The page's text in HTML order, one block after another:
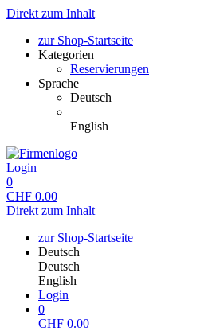
Direkt zum Inhalt
zur Shop-Startseite
Kategorien
Reservierungen
Sprache
Deutsch
English
Login
0
CHF 0.00
Direkt zum Inhalt
zur Shop-Startseite
Deutsch
Deutsch
English
Login
0
CHF 0.00